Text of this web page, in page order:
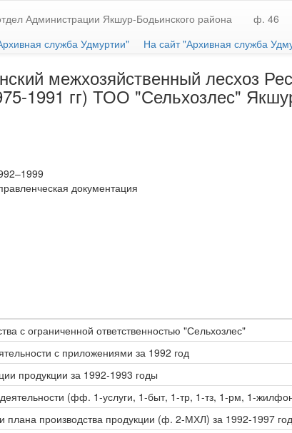
Администрации Якшур-Бодьинского района ф. 46
служба Удмуртии"
На сайт "Архивная служба
межхозяйственный лесхоз
1991 гг) ТОО "Сельхозлес"
документация
с ограниченной ответственностью "Сельхозлес"
с приложениями за 1992 год
продукции за 1992-1993 годы
(фф. 1-услуги, 1-быт, 1-тр, 1-тз, 1-рм, 1-
плана производства продукции (ф. 2-МХЛ) за 1992-1997